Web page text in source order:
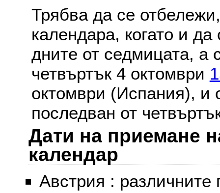
Трябва да се
календара, когато и
дните от седмицата, а
четвъртък 4 октомври
октомври (Испания), и
последван от
Дати на приемане
календар
Австрия :